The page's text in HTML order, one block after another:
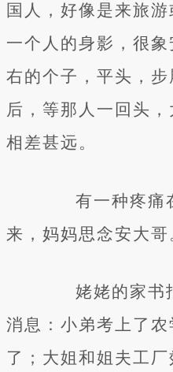
国人，好像是来旅
一个人的身影，很
右的个子，平头，
后，等那人一回头
相差甚远。
有一种疼痛
来，妈妈思念安大哥
姥姥的家书
消息：小弟考上了
了；大姐和姐夫工